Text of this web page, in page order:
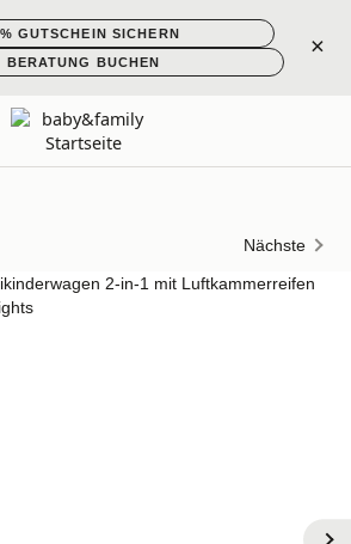
GUTSCHEIN SICHERN
BERATUNG BUCHEN
×
Nächste